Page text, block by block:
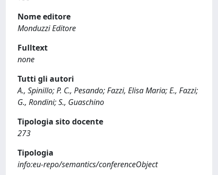
Nome editore
Monduzzi Editore
Fulltext
none
Tutti gli autori
A., Spinillo; P. C., Pesando; Fazzi, Elisa Maria; E., Fazzi;
G., Rondini; S., Guaschino
Tipologia sito docente
273
Tipologia
info:eu-repo/semantics/conferenceObject